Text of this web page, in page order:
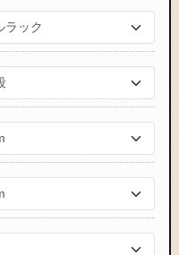
した。
書にてお値引き保証い